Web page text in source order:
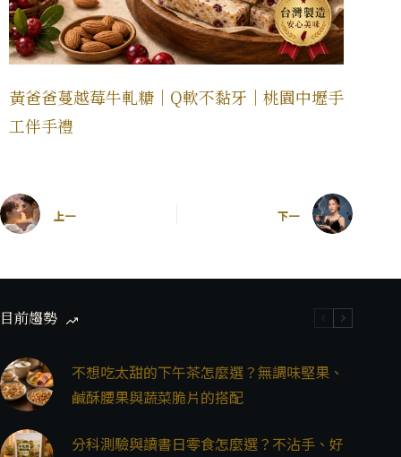
黃爸爸蔓越莓牛軋糖｜Q軟不黏牙｜桃園中壢手
工伴手禮
上一 下一
目前趨勢
不想吃太甜的下午茶怎麼選？無調味堅果、
鹹酥腰果與蔬菜脆片的搭配
分科測驗與讀書日零食怎麼選？不沾手、好